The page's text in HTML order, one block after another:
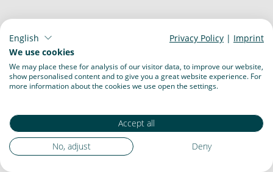
English Privacy Policy | Imprint
We use cookies
We may place these for analysis of our visitor data, to improve our website,
show personalised content and to give you a great website experience. For
more information about the cookies we use open the settings.
Accept all
No, adjust
Deny